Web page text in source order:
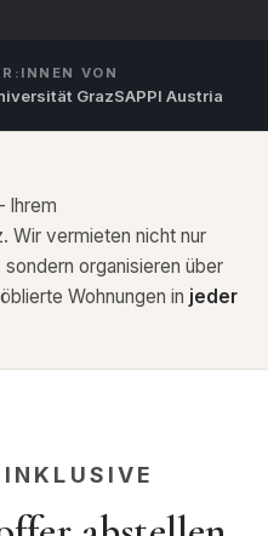
VON
GrazSAPPI Austria
Wir vermieten nicht nur
organisieren über
Wohnungen in jeder